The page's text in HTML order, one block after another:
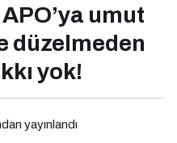
umut
düzelmeden
yok!
yayınlandı